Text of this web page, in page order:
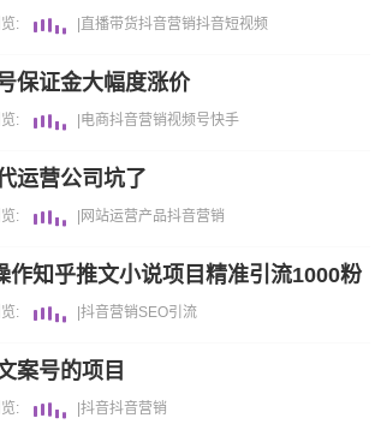
: 直播带货抖音营销抖音短视频
保证金大幅度涨价
: 电商抖音营销视频号快手
运营公司坑了
: 网站运营产品抖音营销
作知乎推文小说项目精准引流1000粉
: |抖音营销SEO引流
案号的项目
: |抖音抖音营销